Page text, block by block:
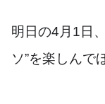
明日の4月1日
ソ”を楽しんで